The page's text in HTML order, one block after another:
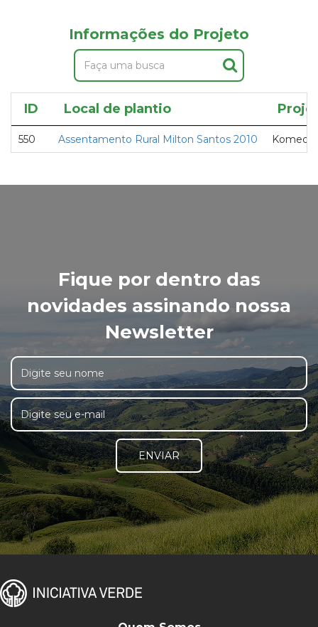
Informações do Projeto
ID Local de plantio
550 Assentamento Rural Milton Santos 2010 Komedi
Fique por dentro das
novidades assinando nossa
Newsletter
ENVIAR